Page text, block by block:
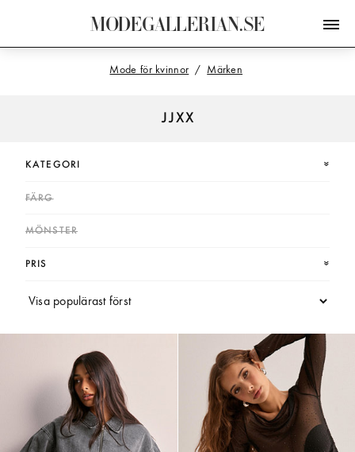
MODEGALLERIAN.SE
JJXX
Mode för kvinnor Märken
KATEGORI
FÄRG
MÖNSTER
PRIS